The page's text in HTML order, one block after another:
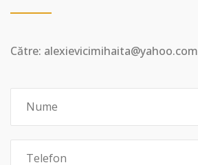
Către: alexievicimihaita@yahoo.com